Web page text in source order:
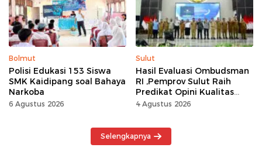
Bolmut
Polisi Edukasi 153 Siswa
SMK Kaidipang soal Bahaya
Narkoba
6 Agustus 2026
Sulut
Hasil Evaluasi Ombudsman
RI ,Pemprov Sulut Raih
Predikat Opini Kualitas
Tinggi Tanpa
4 Agustus 2026
Selengkapnya